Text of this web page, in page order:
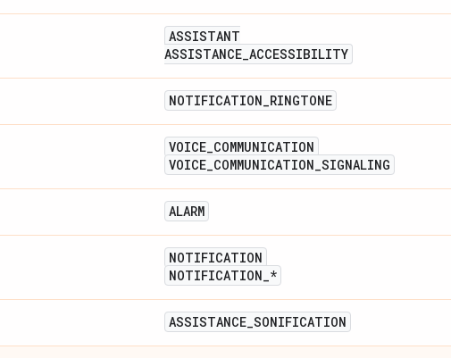
ASSISTANT
ASSISTANCE_ACCESSIBILITY
NOTIFICATION_RINGTONE
VOICE_COMMUNICATION
VOICE_COMMUNICATION_SIGNALING
ALARM
NOTIFICATION
NOTIFICATION_*
ASSISTANCE_SONIFICATION